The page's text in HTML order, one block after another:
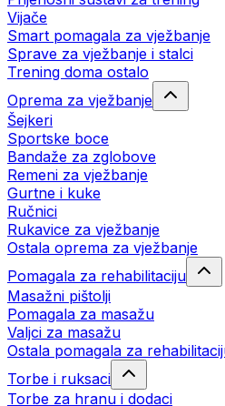
Vijače
Smart pomagala za vježbanje
Sprave za vježbanje i stalci
Trening doma ostalo
Oprema za vježbanje
Šejkeri
Sportske boce
Bandaže za zglobove
Remeni za vježbanje
Gurtne i kuke
Ručnici
Rukavice za vježbanje
Ostala oprema za vježbanje
Pomagala za rehabilitaciju
Masažni pištolji
Pomagala za masažu
Valjci za masažu
Ostala pomagala za
Torbe i ruksaci
Torbe za hranu i dodaci